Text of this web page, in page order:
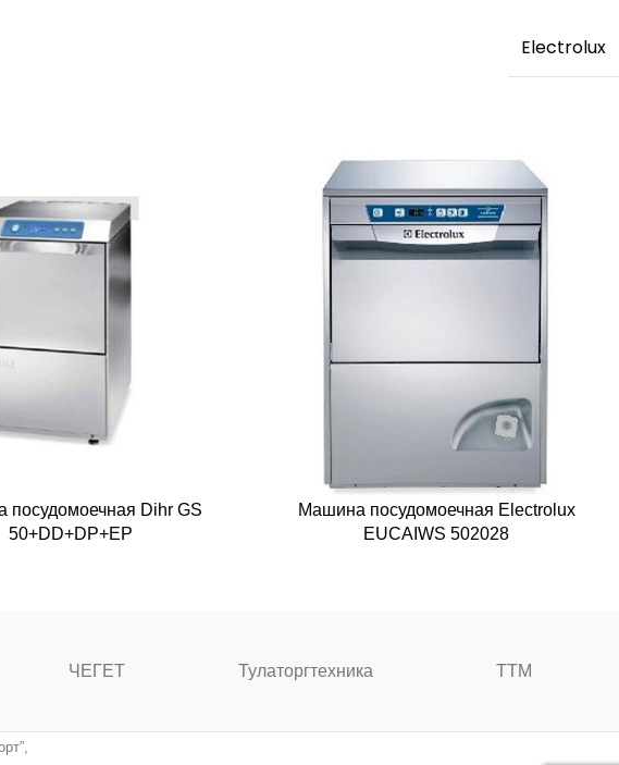
Electrolux
посудомоечная Dihr GS
50+DD+DP+EP
Машина посудомоечная Electrolux
EUCAIWS 502028
ЧЕГЕТ Тулаторгтехника ТТМ